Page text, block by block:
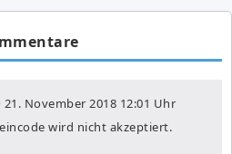
21. November 2018 12:01 Uhr
wird nicht akzeptiert.